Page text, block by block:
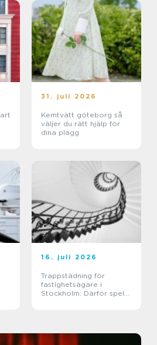
31. juli 2026
Kemtvätt göteborg så
väljer du rätt hjälp för
dina plagg
16. juli 2026
Trappstädning för
fastighetsägare i
Stockholm: Därför spelar